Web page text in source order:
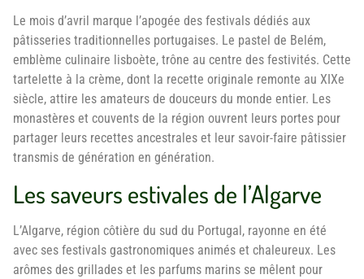
Le mois d’avril marque l’apogée des festivals dédiés aux
pâtisseries traditionnelles portugaises. Le pastel de Belém,
emblème culinaire lisboète, trône au centre des festivités. Cette
tartelette à la crème, dont la recette originale remonte au XIXe
siècle, attire les amateurs de douceurs du monde entier. Les
monastères et couvents de la région ouvrent leurs portes pour
partager leurs recettes ancestrales et leur savoir-faire pâtissier
transmis de génération en génération.
Les saveurs estivales de l’Algarve
L’Algarve, région côtière du sud du Portugal, rayonne en été
avec ses festivals gastronomiques animés et chaleureux. Les
arômes des grillades et les parfums marins se mêlent pour